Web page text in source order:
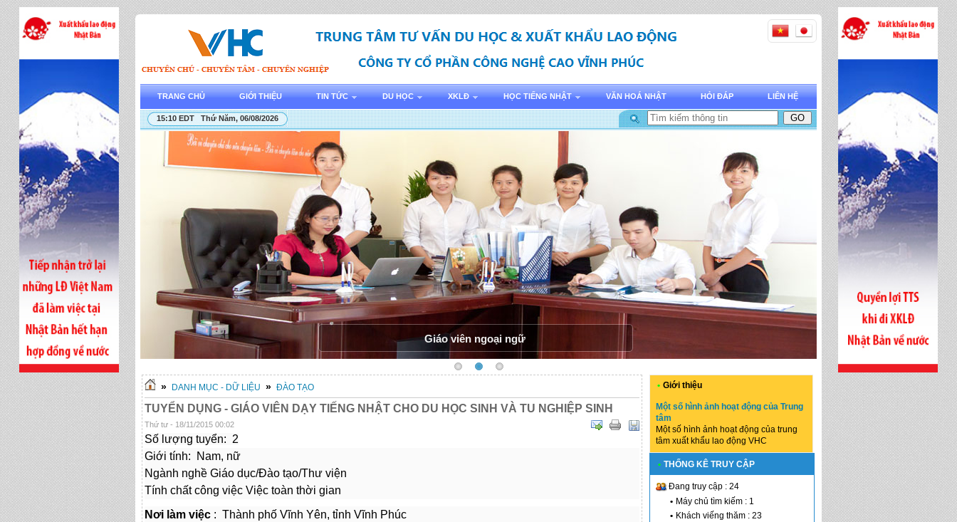
TRANG CHỦ GIỚI THIỆU TIN TỨC DU HỌC XKLĐ HỌC TIẾNG NHẬT VĂN HOÁ NHẬT HỎI ĐÁP LIÊN HỆ
15:10 EDT Thứ Năm, 06/08/2026
Giáo viên ngoại ngữ
» DANH MỤC - DỮ LIỆU » ĐÀO TẠO
TUYỂN DỤNG - GIÁO VIÊN DẠY TIẾNG NHẬT CHO DU HỌC SINH VÀ TU NGHIỆP SINH
Thứ tư - 18/11/2015 00:02
Số lượng tuyển: 2
Giới tính: Nam, nữ
Ngành nghề Giáo dục/Đào tạo/Thư viện
Tính chất công việc Việc toàn thời gian
Nơi làm việc : Thành phố Vĩnh Yên, tỉnh Vĩnh Phúc
• Giới thiệu
Một số hình ảnh hoạt động của Trung
tâm
Một số hình ảnh hoạt động của trung
tâm xuất khẩu lao động VHC
• THỐNG KÊ TRUY CẬP
Đang truy cập : 24
• Máy chủ tìm kiếm : 1
• Khách viếng thăm : 23